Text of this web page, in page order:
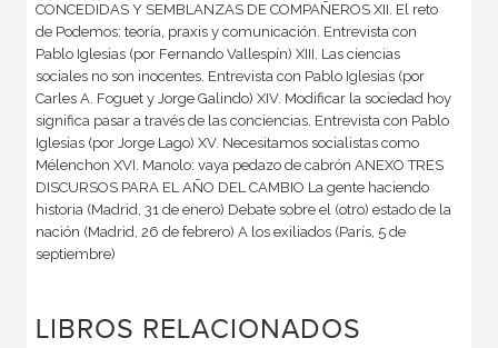
CONCEDIDAS Y SEMBLANZAS DE COMPAÑEROS XII. El reto
de Podemos: teoría, praxis y comunicación. Entrevista con
Pablo Iglesias (por Fernando Vallespín) XIII. Las ciencias
sociales no son inocentes. Entrevista con Pablo Iglesias (por
Carles A. Foguet y Jorge Galindo) XIV. Modificar la sociedad hoy
significa pasar a través de las conciencias. Entrevista con Pablo
Iglesias (por Jorge Lago) XV. Necesitamos socialistas como
Mélenchon XVI. Manolo: vaya pedazo de cabrón ANEXO TRES
DISCURSOS PARA EL AÑO DEL CAMBIO La gente haciendo
historia (Madrid, 31 de enero) Debate sobre el (otro) estado de la
nación (Madrid, 26 de febrero) A los exiliados (París, 5 de
septiembre)
LIBROS RELACIONADOS